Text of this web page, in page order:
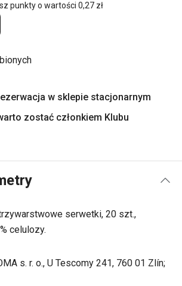
punkty o wartości 0,27 zł
w sklepie stacjonarnym
zostać członkiem Klubu
serwetki, 20 szt.,
celulozy.
s. r. o., U Tescomy 241, 760 01 Zlín;